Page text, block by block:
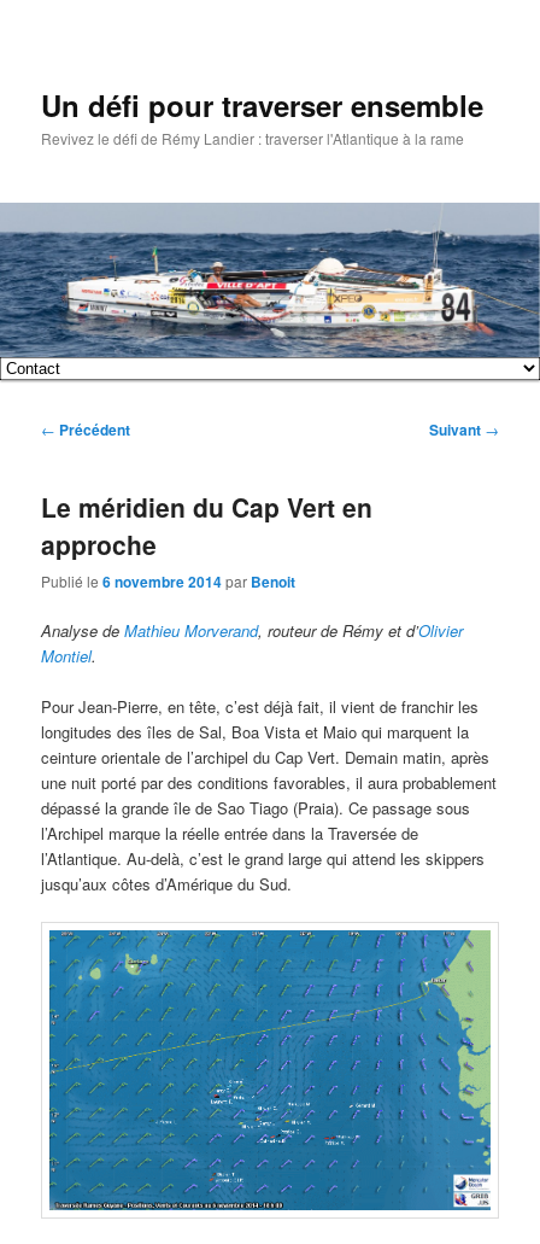
Un défi pour traverser ensemble
Revivez le défi de Rémy Landier : traverser l'Atlantique à la rame
Menu
Aller
au
principal
Aller
au
secondaire
Navigation
← Précédent Suivant →
Le méridien du Cap Vert en
approche
Publié le6 novembre 2014par Benoit
Analyse deMathieu Morverand, routeur de Rémy et d’Olivier
Montiel.
Pour Jean-Pierre, en tête, c’est déjà fait, il vient de franchir les
longitudes des îles de Sal, Boa Vista et Maio qui marquent la
ceinture orientale de l’archipel du Cap Vert. Demain matin, après
une nuit porté par des conditions favorables, il aura probablement
dépassé la grande île de Sao Tiago (Praia). Ce passage sous
l’Archipel marque la réelle entrée dans la Traversée de
l’Atlantique. Au-delà, c’est le grand large qui attend les skippers
jusqu’aux côtes d’Amérique du Sud.